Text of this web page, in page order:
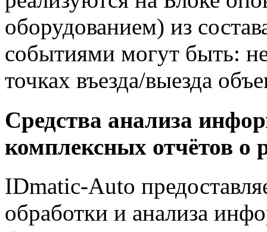
оборудованием) из
событиями могут быть:
точках въезда/выезда
Средства анализа
комплексных отчётов о
IDmatic-Auto
обработки и анализа